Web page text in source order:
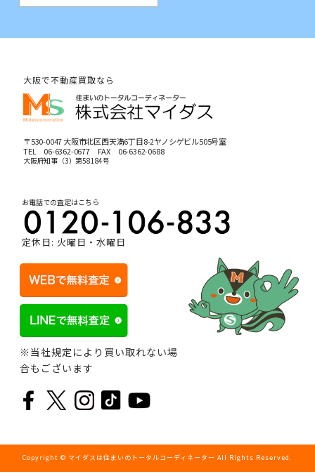
大阪で不動産買取なら
〒530-0047 大阪市北区西天満6丁目8-2ヤノシゲビル505号室
TEL 06-6362-0677FAX 06-6362-0688
大阪府知事（3）第58184号
お電話での査定はこちら
定休日: 火曜日・水曜日
※当社規定により買い取れない場
合もございます
Copyright © マイダスは住まいのトータルコーディネーター All Rights Reserved.